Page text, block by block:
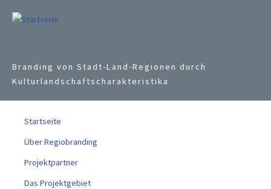
Branding von Stadt-Land-Regionen durch
Kulturlandschaftscharakteristika
Startseite
Über Regiobranding
Projektpartner
Das Projektgebiet